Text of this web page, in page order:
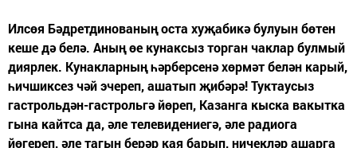
Илсөя Бәдретдинованың оста хуҗабикә булуын бөтен
кеше дә белә. Аның өе кунаксыз торган чаклар булмый
диярлек. Кунакларның һәрберсенә хөрмәт белән карый,
һичшиксез чәй эчереп, ашатып җибәрә! Туктаусыз
гастрольдән-гастрольгә йөреп, Казанга кыска вакытка
гына кайтса да, әле телевидениегә, әле радиога
йөгереп, әле тагын берәр кая барып, ничекләр ашарга